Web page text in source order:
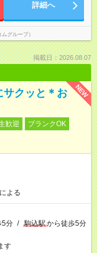
詳細へ
グループ）
掲載日：2026.08.07
NEW
サクッと＊お
歓迎
ブランクOK
よる
5分 / 駒込駅から徒歩5分
す